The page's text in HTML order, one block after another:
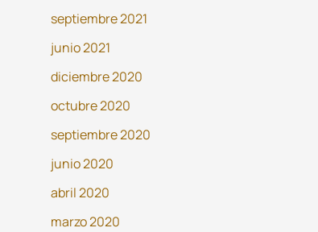
septiembre 2021
junio 2021
diciembre 2020
octubre 2020
septiembre 2020
junio 2020
abril 2020
marzo 2020